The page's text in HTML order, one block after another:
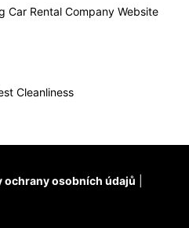
Car Rental Company Website
Cleanliness
ochrany osobních údajů